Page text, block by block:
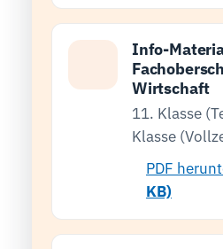
Info-
Wirtschaft
11. Klasse
Klasse
PDF
KB)